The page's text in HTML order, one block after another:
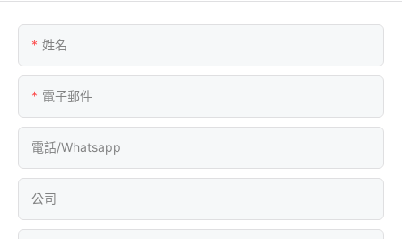
姓名
電子郵件
電話/whatsapp
公司